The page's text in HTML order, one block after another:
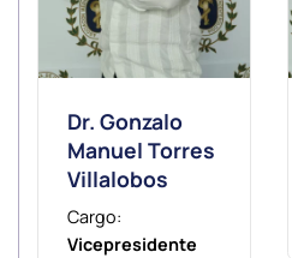
Dr. Gonzalo
Manuel Torres
Villalobos
Cargo:
Vicepresidente